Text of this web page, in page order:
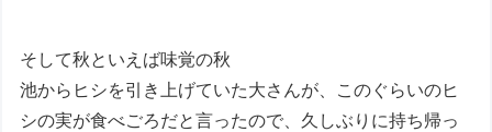
そして秋といえば味覚の秋
池からヒシを引き上げていた大さんが、このぐらいのヒ
シの実が食べごろだと言ったので、久しぶりに持ち帰っ